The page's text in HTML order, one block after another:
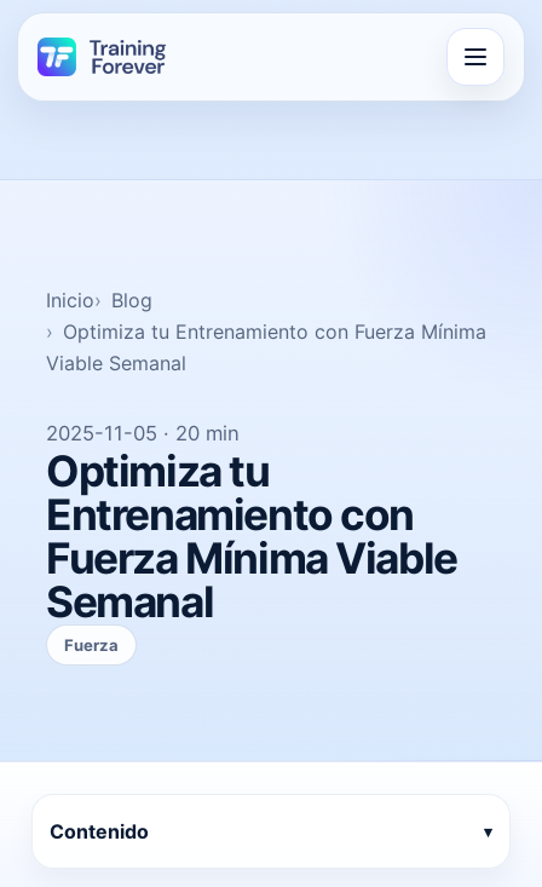
Inicio
Blog
Optimiza tu Entrenamiento con Fuerza Mínima
Viable Semanal
2025-11-05 · 20 min
Optimiza tu
Entrenamiento con
Fuerza Mínima Viable
Semanal
Fuerza
Contenido